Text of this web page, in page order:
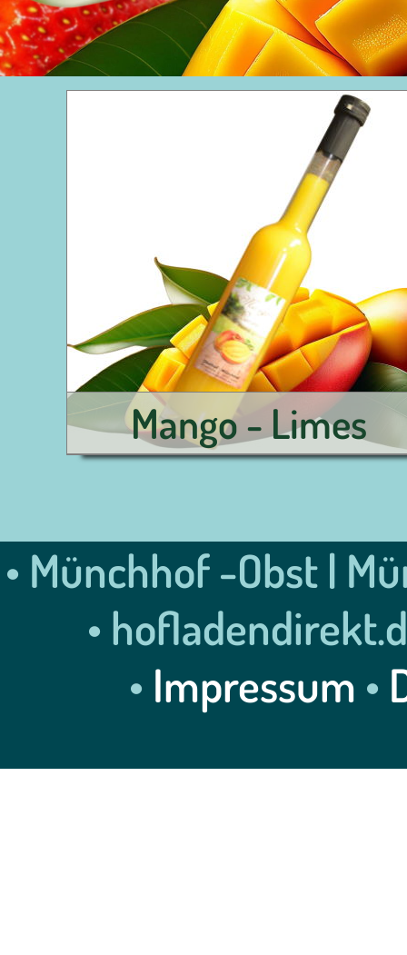
Mango - Limes
• Münchhof -Obst |
•
• Impressum •